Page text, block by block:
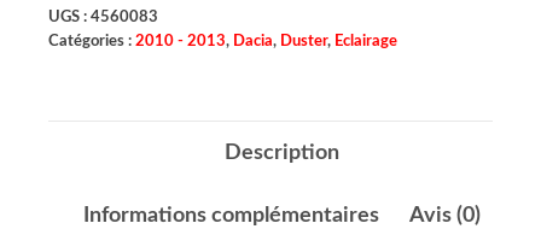
UGS : 4560083
Catégories : 2010 - 2013, Dacia, Duster, Eclairage
Description
Informations complémentaires Avis (0)